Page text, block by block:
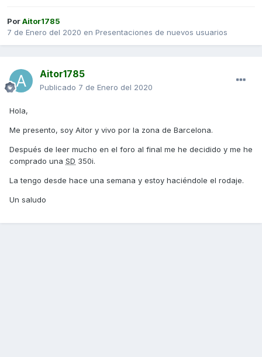
PorAitor1785
7 de Enero del 2020 en Presentaciones de nuevos usuarios
Aitor1785
Publicado 7 de Enero del 2020
Hola,
Me presento, soy Aitor y vivo por la zona de Barcelona.
Después de leer mucho en el foro al final me he decidido y me he
comprado una SD 350i.
La tengo desde hace una semana y estoy haciéndole el rodaje.
Un saludo